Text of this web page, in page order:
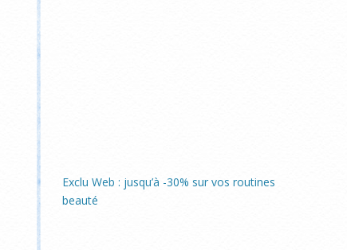
Exclu Web : jusqu’à -30% sur vos routines
beauté